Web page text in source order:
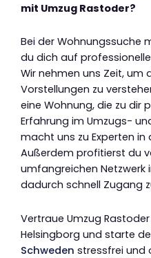
mit Umzug Rastoder?
Bei der Wohnungssuche
du dich auf
Wir nehmen uns Zeit, um
Vorstellungen zu
eine Wohnung, die zu dir
Erfahrung im Umzugs-
macht uns zu Experten in
Außerdem profitierst du
umfangreichen Netzwerk
dadurch schnell Zugang
Vertraue Umzug
Helsingborg und starte
Schweden stressfrei und